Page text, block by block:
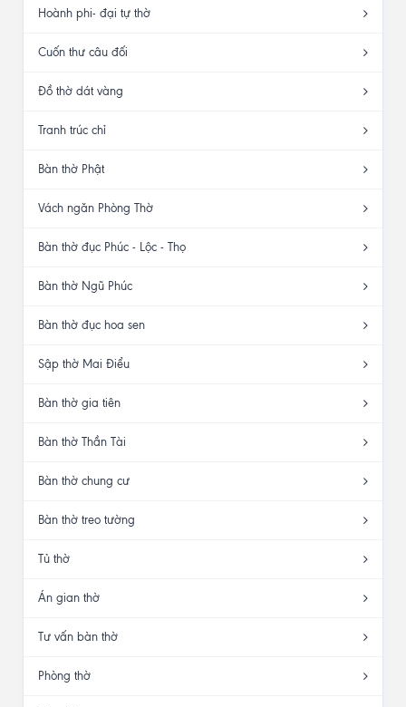
Hoành phi- đại tự thờ
Cuốn thư câu đối
Đồ thờ dát vàng
Tranh trúc chỉ
Bàn thờ Phật
Vách ngăn Phòng Thờ
Bàn thờ đục Phúc - Lộc - Thọ
Bàn thờ Ngũ Phúc
Bàn thờ đục hoa sen
Sập thờ Mai Điểu
Bàn thờ gia tiên
Bàn thờ Thần Tài
Bàn thờ chung cư
Bàn thờ treo tường
Tủ thờ
Án gian thờ
Tư vấn bàn thờ
Phòng thờ